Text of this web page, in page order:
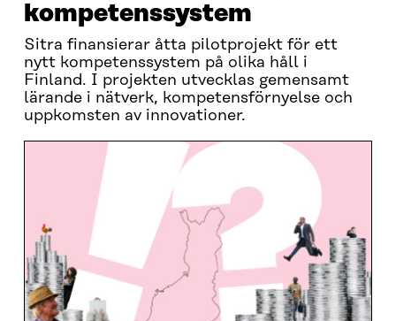
kompetenssystem
Sitra finansierar åtta pilotprojekt för ett
nytt kompetenssystem på olika håll i
Finland. I projekten utvecklas gemensamt
lärande i nätverk, kompetensförnyelse och
uppkomsten av innovationer.